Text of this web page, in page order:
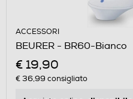
ACCESSORI
BEURER - BR60-Bianco
€ 19,90
€ 36,99 consigliato